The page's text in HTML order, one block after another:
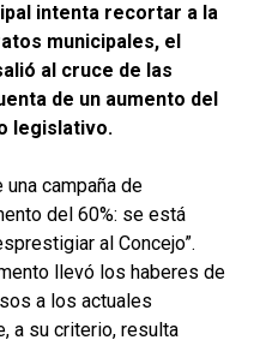
intenta recortar a la
municipales, el
al cruce de las
de un aumento del
legislativo.
campaña de
del 60%: se está
al Concejo”.
llevó los haberes de
a los actuales
a su criterio, resulta